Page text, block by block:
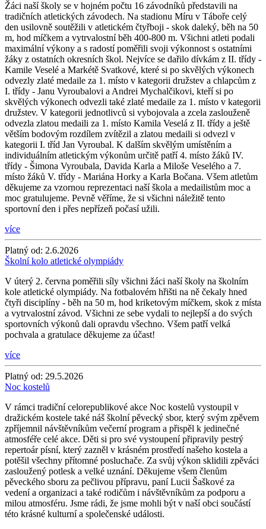
Žáci naší školy se v hojném počtu 16 závodníků představili na
tradičních atletických závodech. Na stadionu Míru v Táboře celý
den usilovně soutěžili v atletickém čtyřboji - skok daleký, běh na 50
m, hod míčkem a vytrvalostní běh 400-800 m. Všichni atleti podali
maximální výkony a s radostí poměřili svoji výkonnost s ostatními
žáky z ostatních okresních škol. Nejvíce se dařilo dívkám z II. třídy -
Kamile Veselé a Markétě Svatkové, které si po skvělých výkonech
odvezly zlaté medaile za 1. místo v kategorii družstev a chlapcům z
I. třídy - Janu Vyroubalovi a Andrei Mychalčikovi, kteří si po
skvělých výkonech odvezli také zlaté medaile za 1. místo v kategorii
družstev. V kategorii jednotlivců si vybojovala a zcela zaslouženě
odvezla zlatou medaili za 1. místo Kamila Veselá z II. třídy a ještě
větším bodovým rozdílem zvítězil a zlatou medaili si odvezl v
kategorii I. tříd Jan Vyroubal. K dalším skvělým umístěním a
individuálním atletickým výkonům určitě patří 4. místo žáků IV.
třídy - Šimona Vyroubala, Davida Karla a Miloše Veselého a 7.
místo žáků V. třídy - Mariána Horky a Karla Bočana. Všem atletům
děkujeme za vzornou reprezentaci naší škola a medailistům moc a
moc gratulujeme. Pevně věříme, že si všichni náležitě tento
sportovní den i přes nepřízeň počasí užili.
více
Platný od: 2.6.2026
Školní kolo atletické olympiády
V úterý 2. června poměřili síly všichni žáci naší školy na školním
kole atletické olympiády. Na fotbalovém hřišti na ně čekaly hned
čtyři disciplíny - běh na 50 m, hod kriketovým míčkem, skok z místa
a vytrvalostní závod. Všichni ze sebe vydali to nejlepší a do svých
sportovních výkonů dali opravdu všechno. Všem patří velká
pochvala a gratulace děkujeme za účast!
více
Platný od: 29.5.2026
Noc kostelů
V rámci tradiční celorepublikové akce Noc kostelů vystoupil v
dražickém kostele také náš školní pěvecký sbor, který svým zpěvem
zpříjemnil návštěvníkům večerní program a přispěl k jedinečné
atmosféře celé akce. Děti si pro své vystoupení připravily pestrý
repertoár písní, který zazněl v krásném prostředí našeho kostela a
potěšil všechny přítomné posluchače. Za svůj výkon sklidili zpěváci
zasloužený potlesk a velké uznání. Děkujeme všem členům
pěveckého sboru za pečlivou přípravu, paní Lucii Šaškové za
vedení a organizaci a také rodičům i návštěvníkům za podporu a
milou atmosféru. Jsme rádi, že jsme mohli být v naší obci součástí
této krásné kulturní a společenské události.